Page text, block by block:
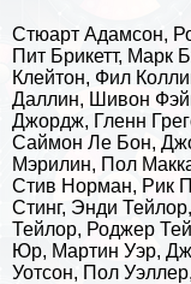
Стюарт Адамсон,
Пит Брикетт, Марк
Клейтон, Фил
Даллин, Шивон
Джордж, Гленн
Саймон Ле Бон,
Мэрилин, Пол
Стив Норман, Рик
Стинг, Энди
Тейлор, Роджер
Юр, Мартин Уэр,
Уотсон, Пол